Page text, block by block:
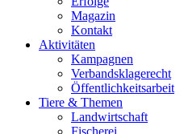
Magazin
Kontakt
Aktivitäten
Kampagnen
Verbandsklagerecht
Öffentlichkeitsarbeit
Tiere & Themen
Landwirtschaft
Fischerei